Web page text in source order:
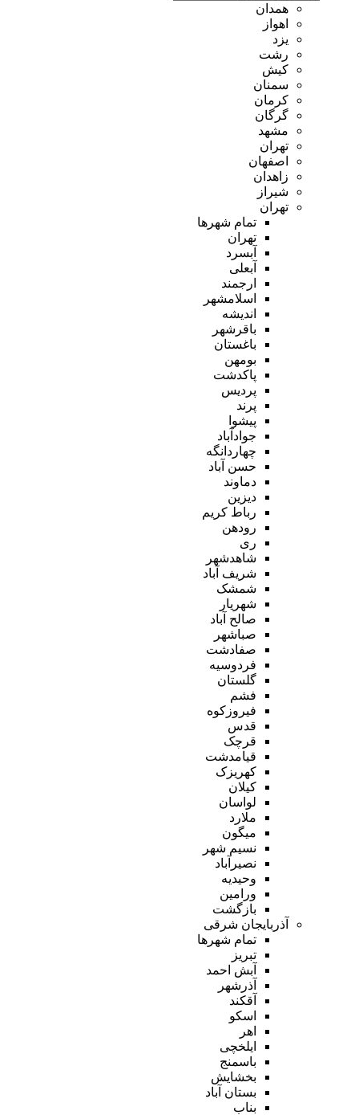
همدان
اهواز
یزد
رشت
کیش
سمنان
کرمان
گرگان
مشهد
تهران
اصفهان
زاهدان
شیراز
تهران
تمام شهر‌ها
تهران
آبسرد
آبعلی
ارجمند
اسلامشهر
اندیشه
باقرشهر
باغستان
بومهن
پاکدشت
پردیس
پرند
پیشوا
جوادآباد
چهاردانگه
حسن آباد
دماوند
دیزین
رباط کریم
رودهن
ری
شاهدشهر
شریف آباد
شمشک
شهریار
صالح آباد
صباشهر
صفادشت
فردوسیه
گلستان
فشم
فیروزکوه
قدس
قرچک
قیامدشت
کهریزک
کیلان
لواسان
ملارد
میگون
نسیم شهر
نصیرآباد
وحیدیه
ورامین
بازگشت
آذربایجان شرقی
تمام شهر‌ها
تبریز
آبش احمد
آذرشهر
آقکند
اسکو
اهر
ایلخچی
باسمنج
بخشایش
بستان آباد
بناب